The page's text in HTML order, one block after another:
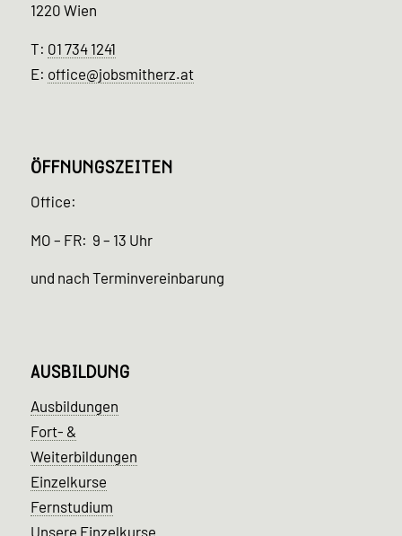
1220 Wien
T: 01 734 1241
E: office@jobsmitherz.at
ÖFFNUNGSZEITEN
Office:
MO – FR: 9 – 13 Uhr
und nach Terminvereinbarung
AUSBILDUNG
Ausbildungen
Fort- &
Weiterbildungen
Einzelkurse
Fernstudium
Unsere Einzelkurse